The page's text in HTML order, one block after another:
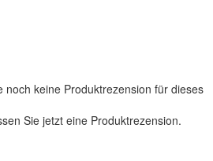
noch keine Produktrezension für dieses
Sie jetzt eine Produktrezension.